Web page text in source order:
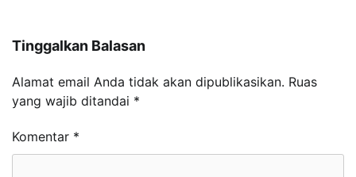
Tinggalkan Balasan
Alamat email Anda tidak akan dipublikasikan. Ruas
yang wajib ditandai *
Komentar *